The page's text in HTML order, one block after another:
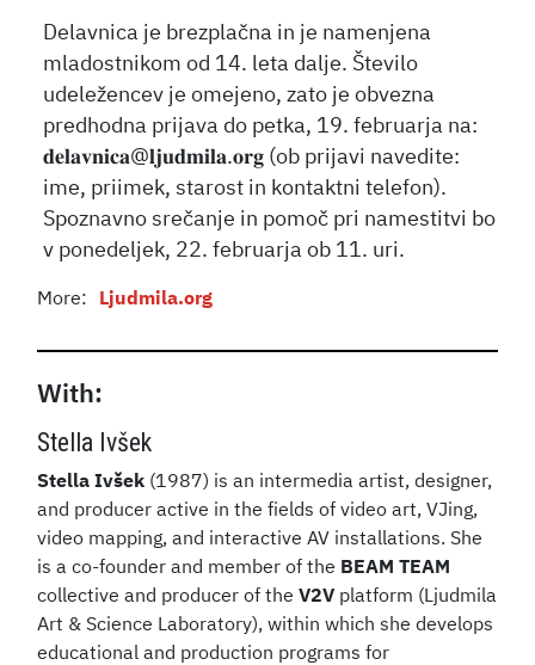
Delavnica je brezplačna in je namenjena
mladostnikom od 14. leta dalje. Število
udeležencev je omejeno, zato je obvezna
predhodna prijava do petka, 19. februarja na:
𝐝𝐞𝐥𝐚𝐯𝐧𝐢𝐜𝐚@𝐥𝐣𝐮𝐝𝐦𝐢𝐥𝐚.𝐨𝐫𝐠 (ob prijavi navedite:
ime, priimek, starost in kontaktni telefon).
Spoznavno srečanje in pomoč pri namestitvi bo
v ponedeljek, 22. februarja ob 11. uri.
More: Ljudmila.org
With:
Stella Ivšek
Stella Ivšek (1987) is an intermedia artist, designer,
and producer active in the fields of video art, VJing,
video mapping, and interactive AV installations. She
is a co-founder and member of the BEAM TEAM
collective and producer of theV2V platform (Ljudmila
Art & Science Laboratory), within which she develops
educational and production programs for